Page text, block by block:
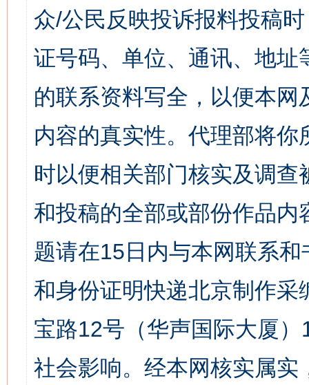
众/公民反映投诉报料投稿
证号码、单位、通讯、地
的联系资料写全，以便本
内容的真实性。代理部将
时以便相关部门核实及调
和投稿的全部或部份作品
题请在15日内与本网联系
和身份证明快递北京制作
宝路12号（华声国际大厦
社会影响。经本网核实属